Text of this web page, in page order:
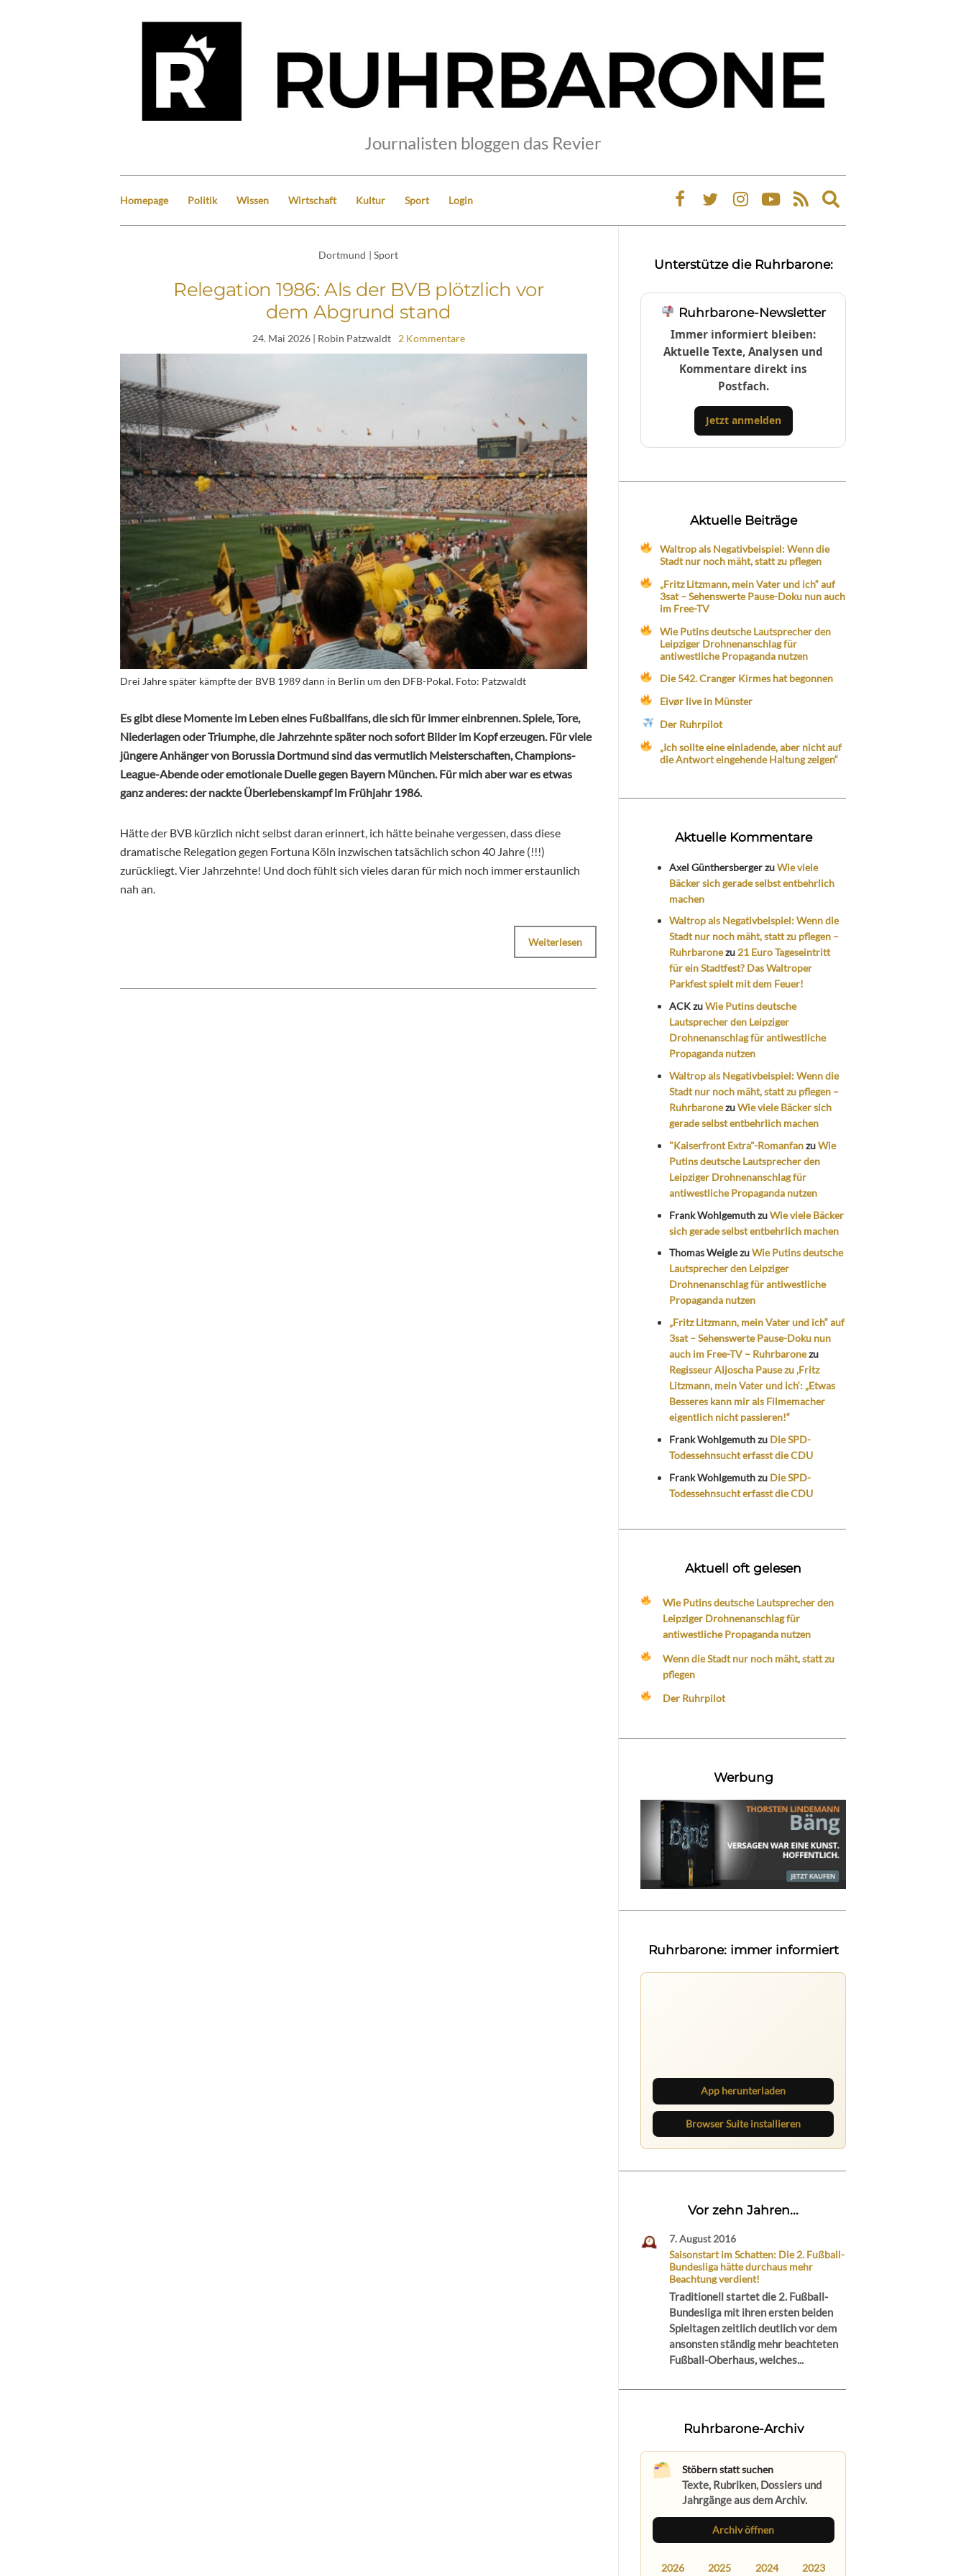
Journalisten bloggen das Revier
Homepage Politik Wissen Wirtschaft Kultur Sport Login
Expand
search
Dortmund | Sport
Relegation 1986: Als der BVB plötzlich vor
dem Abgrund stand
24. Mai 2026| Robin Patzwaldt 2 Kommentare
Drei Jahre später kämpfte der BVB 1989 dann in Berlin um den DFB-Pokal. Foto: Patzwaldt
Es gibt diese Momente im Leben eines Fußballfans, die sich für immer einbrennen. Spiele, Tore,
Niederlagen oder Triumphe, die Jahrzehnte später noch sofort Bilder im Kopf erzeugen. Für viele
jüngere Anhänger von Borussia Dortmund sind das vermutlich Meisterschaften, Champions-
League-Abende oder emotionale Duelle gegen Bayern München. Für mich aber war es etwas
ganz anderes: der nackte Überlebenskampf im Frühjahr 1986.
Hätte der BVB kürzlich nicht selbst daran erinnert, ich hätte beinahe vergessen, dass diese
dramatische Relegation gegen Fortuna Köln inzwischen tatsächlich schon 40 Jahre (!!!)
zurückliegt. Vier Jahrzehnte! Und doch fühlt sich vieles daran für mich noch immer erstaunlich
nah an.
Weiterlesen
Unterstütze die Ruhrbarone:
Ruhrbarone-Newsletter
Immer informiert bleiben:
Aktuelle Texte, Analysen und
Kommentare direkt ins
Postfach.
Jetzt anmelden
Aktuelle Beiträge
Waltrop als Negativbeispiel: Wenn die
Stadt nur noch mäht, statt zu pflegen
„Fritz Litzmann, mein Vater und ich“ auf
3sat – Sehenswerte Pause-Doku nun auch
im Free-TV
Wie Putins deutsche Lautsprecher den
Leipziger Drohnenanschlag für
antiwestliche Propaganda nutzen
Die 542. Cranger Kirmes hat begonnen
Eivør live in Münster
Der Ruhrpilot
„Ich sollte eine einladende, aber nicht auf
die Antwort eingehende Haltung zeigen“
Aktuelle Kommentare
Axel GünthersbergerzuWie viele
Bäcker sich gerade selbst entbehrlich
machen
Waltrop als Negativbeispiel: Wenn die
Stadt nur noch mäht, statt zu pflegen –
Ruhrbaronezu 21 Euro Tageseintritt
für ein Stadtfest? Das Waltroper
Parkfest spielt mit dem Feuer!
ACKzuWie Putins deutsche
Lautsprecher den Leipziger
Drohnenanschlag für antiwestliche
Propaganda nutzen
Waltrop als Negativbeispiel: Wenn die
Stadt nur noch mäht, statt zu pflegen –
RuhrbaronezuWie viele Bäcker sich
gerade selbst entbehrlich machen
"Kaiserfront Extra"-RomanfanzuWie
Putins deutsche Lautsprecher den
Leipziger Drohnenanschlag für
antiwestliche Propaganda nutzen
Frank WohlgemuthzuWie viele Bäcker
sich gerade selbst entbehrlich machen
Thomas WeiglezuWie Putins deutsche
Lautsprecher den Leipziger
Drohnenanschlag für antiwestliche
Propaganda nutzen
„Fritz Litzmann, mein Vater und ich“ auf
3sat – Sehenswerte Pause-Doku nun
auch im Free-TV – Ruhrbaronezu
Regisseur Aljoscha Pause zu ‚Fritz
Litzmann, mein Vater und ich‘: „Etwas
Besseres kann mir als Filmemacher
eigentlich nicht passieren!“
Frank Wohlgemuthzu Die SPD-
Todessehnsucht erfasst die CDU
Frank Wohlgemuthzu Die SPD-
Todessehnsucht erfasst die CDU
Aktuell oft gelesen
Wie Putins deutsche Lautsprecher den
Leipziger Drohnenanschlag für
antiwestliche Propaganda nutzen
Wenn die Stadt nur noch mäht, statt zu
pflegen
Der Ruhrpilot
Werbung
Ruhrbarone: immer informiert
App herunterladen
Browser Suite installieren
Vor zehn Jahren...
7. August 2016
Saisonstart im Schatten: Die 2. Fußball-
Bundesliga hätte durchaus mehr
Beachtung verdient!
Traditionell startet die 2. Fußball-
Bundesliga mit ihren ersten beiden
Spieltagen zeitlich deutlich vor dem
ansonsten ständig mehr beachteten
Fußball-Oberhaus, welches...
Ruhrbarone-Archiv
Stöbern statt suchen
Texte, Rubriken, Dossiers und
Jahrgänge aus dem Archiv.
Archiv öffnen
2026 2025 2024 2023